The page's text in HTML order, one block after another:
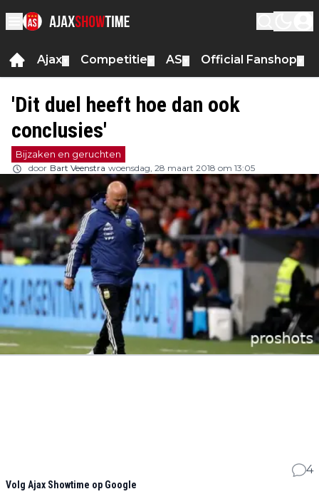
Ajax Competitie AS Official Fanshop
'Dit duel heeft hoe dan ook
conclusies'
Bijzaken en geruchten
door Bart Veenstra woensdag, 28 maart 2018 om 13:05
4
Volg Ajax Showtime op Google